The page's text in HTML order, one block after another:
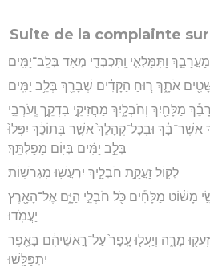
Suite de la complainte
וַתִּמָּלְאִ֧י וַֽתִּכְבְּדִ֛י מְאֹ֖ד בְּלֵ֥ב־יַמִּֽים׃
אֹתָ֑ךְ ר֚וּחַ הַקָּדִ֔ים שְׁבָרֵ֖ךְ בְּלֵ֥ב יַמִּֽים׃
מַלָּחַ֖יִךְ וְחֹבְלָ֑יִךְ מַחֲזִיקֵ֣י בִדְקֵ֣ך וְֽעֹרְבֵ֣י
וּבְכָל־קְהָלֵךְ֙ אֲשֶׁ֣ר בְּתוֹכֵ֔ךְ יִפְּלוּ֙
בְּלֵ֣ב יַמִּ֔ים בְּי֖וֹם מַפַּלְתֵּֽךְ׃
לְק֖וֹל זַעֲקַ֣ת חֹבְלָ֑יִךְ יִרְעֲשׁ֖וּ מִגְרֹשֽׁוֹת׃
מָשׁ֔וֹט מַלָּחִ֕ים כֹּ֖ל חֹבְלֵ֣י הַיָּ֑ם אֶל־הָאָ֖רֶץ
יַעֲמֹֽדוּ׃
מָרָ֑ה וְיַעֲל֤וּ עָֽפָר֙ עַל־רָ֣אשֵׁיהֶ֔ם בָּאֵ֖פֶר
יִתְפַּלָּֽשׁוּ׃